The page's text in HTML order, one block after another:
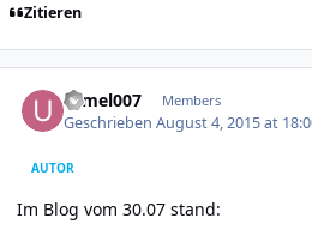
Zitieren
urmel007 Members
GeschriebenAugust 4, 2015 at
AUTOR
Im Blog vom 30.07 stand: